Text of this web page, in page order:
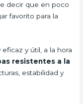
decir que en poco
favorito para la
y útil, a la hora
resistentes a la
estabilidad y